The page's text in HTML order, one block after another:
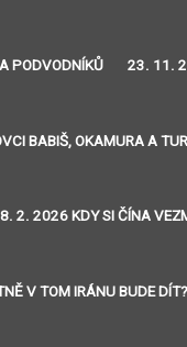
PODVODNÍKŮ 23. 11.
BABIŠ, OKAMURA A
8. 2. 2026 KDY SI ČÍNA
V TOM IRÁNU BUDE DÍT?